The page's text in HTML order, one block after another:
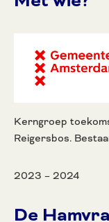
Kerngroep
Reigersbos.
2023 – 2024
De